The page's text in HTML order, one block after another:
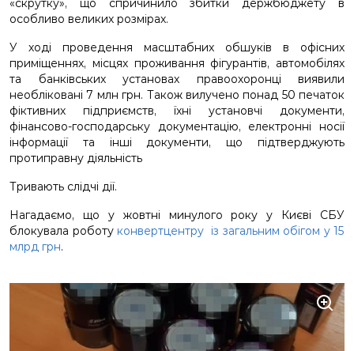
«скрутку», що спричинило збитки держбюджету в
особливо великих розмірах.
У ході проведення масштабних обшуків в офісних
приміщеннях, місцях проживання фігурантів, автомобілях
та банківських установах правоохоронці виявили
необліковані 7 млн грн. Також вилучено понад 50 печаток
фіктивних підприємств, їхні установчі документи,
фінансово-господарську документацію, електронні носії
інформації та інші документи, що підтверджують
протиправну діяльність
Тривають слідчі дії.
Нагадаємо, що у жовтні минулого рокуу Києві СБУ
блокувала роботу конвертцентру із загальним обігом у 15
млрд грн.